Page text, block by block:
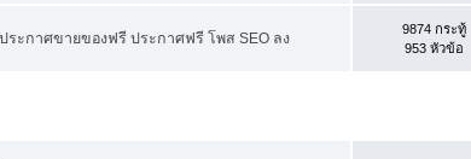
ระกาศขายของฟรี ประกาศฟรี โพส SEO ลง
9874 กระทู้
953 หัวข้อ